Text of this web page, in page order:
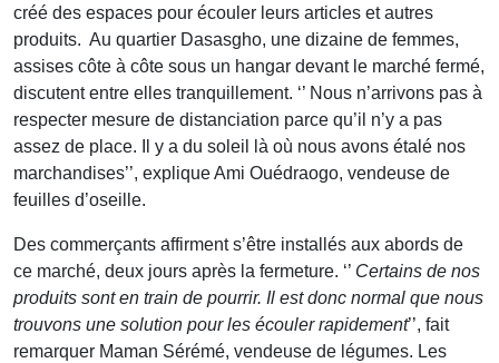
créé des espaces pour écouler leurs articles et autres
produits. Au quartier Dasasgho, une dizaine de femmes,
assises côte à côte sous un hangar devant le marché fermé,
discutent entre elles tranquillement. ‘’ Nous n’arrivons pas à
respecter mesure de distanciation parce qu’il n’y a pas
assez de place. Il y a du soleil là où nous avons étalé nos
marchandises’’, explique Ami Ouédraogo, vendeuse de
feuilles d’oseille.
Des commerçants affirment s’être installés aux abords de
ce marché, deux jours après la fermeture. ‘’ Certains de nos
produits sont en train de pourrir. Il est donc normal que nous
trouvons une solution pour les écouler rapidement’’, fait
remarquer Maman Sérémé, vendeuse de légumes. Les